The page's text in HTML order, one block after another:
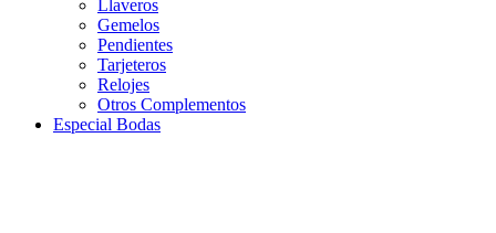
Llaveros
Gemelos
Pendientes
Tarjeteros
Relojes
Otros Complementos
Especial Bodas